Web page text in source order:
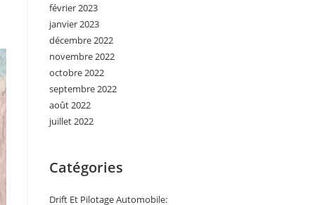
février 2023
janvier 2023
décembre 2022
novembre 2022
octobre 2022
septembre 2022
août 2022
juillet 2022
Catégories
Drift Et Pilotage Automobile: